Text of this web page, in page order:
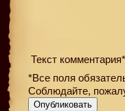
Текст
*Все поля
Соблюдайте,
Опубликовать